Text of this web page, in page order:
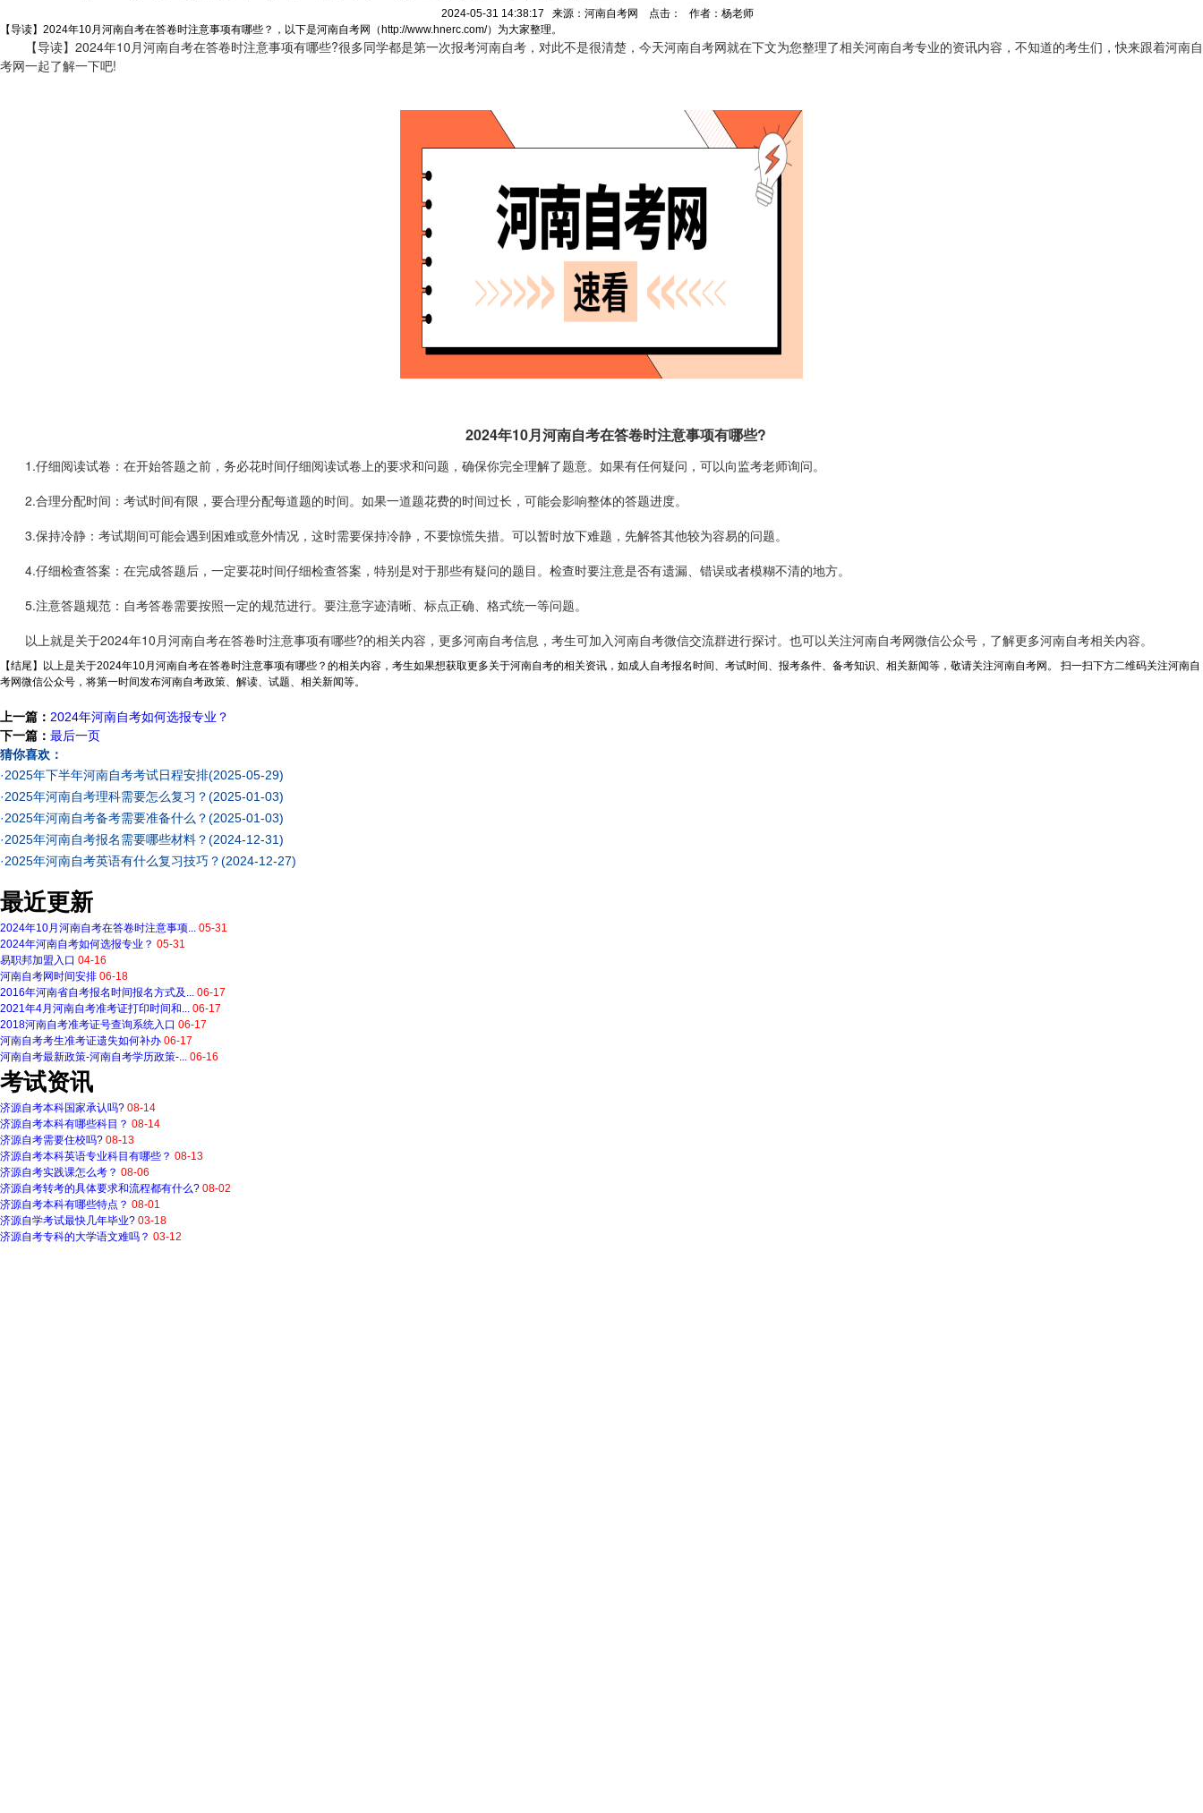
2024-05-31 14:38:17 来源：河南自考网 点击：
作者：杨老师
【导读】2024年10月河南自考在答卷时注意事项有哪些？，以下是河南自考网（http://www.hnerc.com/）为大家整理。
【导读】2024年10月河南自考在答卷时注意事项有哪些?很多同学都是第一次报考河南自考，对此不是很清楚，今天河南自考网就在下文为您整理了相关河南自考专业的资讯内容，不知道的考生们，快来跟着河南自
考网一起了解一下吧!
2024年10月河南自考在答卷时注意事项有哪些?
1.仔细阅读试卷：在开始答题之前，务必花时间仔细阅读试卷上的要求和问题，确保你完全理解了题意。如果有任何疑问，可以向监考老师询问。
2.合理分配时间：考试时间有限，要合理分配每道题的时间。如果一道题花费的时间过长，可能会影响整体的答题进度。
3.保持冷静：考试期间可能会遇到困难或意外情况，这时需要保持冷静，不要惊慌失措。可以暂时放下难题，先解答其他较为容易的问题。
4.仔细检查答案：在完成答题后，一定要花时间仔细检查答案，特别是对于那些有疑问的题目。检查时要注意是否有遗漏、错误或者模糊不清的地方。
5.注意答题规范：自考答卷需要按照一定的规范进行。要注意字迹清晰、标点正确、格式统一等问题。
以上就是关于2024年10月河南自考在答卷时注意事项有哪些?的相关内容，更多河南自考信息，考生可加入河南自考微信交流群进行探讨。也可以关注河南自考网微信公众号，了解更多河南自考相关内容。
【结尾】以上是关于2024年10月河南自考在答卷时注意事项有哪些？的相关内容，考生如果想获取更多关于河南自考的相关资讯，如成人自考报名时间、考试时间、报考条件、备考知识、相关新闻等，敬请关注河南自考网。 扫一扫下方二维码关注河南自
考网微信公众号，将第一时间发布河南自考政策、解读、试题、相关新闻等。
上一篇： 2024年河南自考如何选报专业？
下一篇： 最后一页
猜你喜欢：
·2025年下半年河南自考考试日程安排(2025-05-29)
·2025年河南自考理科需要怎么复习？(2025-01-03)
·2025年河南自考备考需要准备什么？(2025-01-03)
·2025年河南自考报名需要哪些材料？(2024-12-31)
·2025年河南自考英语有什么复习技巧？(2024-12-27)
最近更新
2024年10月河南自考在答卷时注意事项... 05-31
2024年河南自考如何选报专业？ 05-31
易职邦加盟入口 04-16
河南自考网时间安排 06-18
2016年河南省自考报名时间报名方式及... 06-17
2021年4月河南自考准考证打印时间和... 06-17
2018河南自考准考证号查询系统入口 06-17
河南自考考生准考证遗失如何补办 06-17
河南自考最新政策-河南自考学历政策-... 06-16
考试资讯
济源自考本科国家承认吗? 08-14
济源自考本科有哪些科目？ 08-14
济源自考需要住校吗? 08-13
济源自考本科英语专业科目有哪些？ 08-13
济源自考实践课怎么考？ 08-06
济源自考转考的具体要求和流程都有什么? 08-02
济源自考本科有哪些特点？ 08-01
济源自学考试最快几年毕业? 03-18
济源自考专科的大学语文难吗？ 03-12